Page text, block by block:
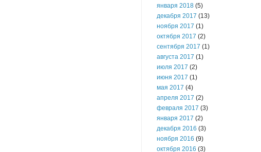
января 2018 (5)
декабря 2017 (13)
ноября 2017 (1)
октября 2017 (2)
сентября 2017 (1)
августа 2017 (1)
июля 2017 (2)
июня 2017 (1)
мая 2017 (4)
апреля 2017 (2)
февраля 2017 (3)
января 2017 (2)
декабря 2016 (3)
ноября 2016 (9)
октября 2016 (3)